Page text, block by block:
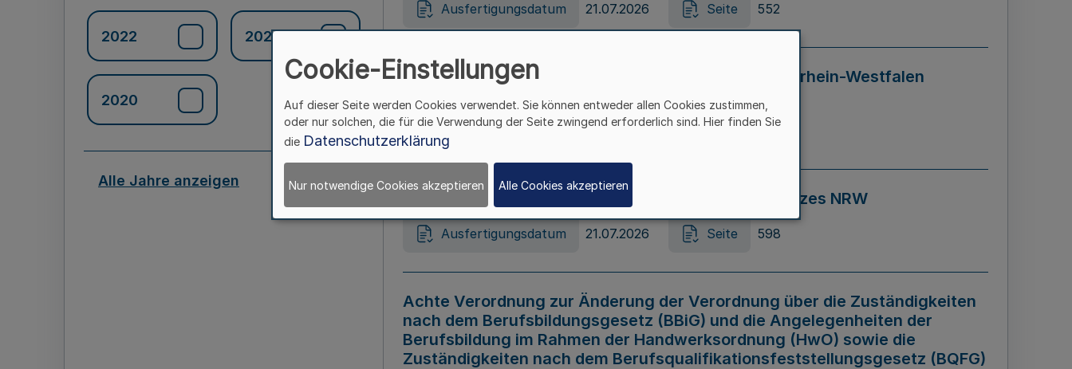
2022 2021
2020
Alle Jahre anzeigen
Ausfertigungsdatum 21.07.2026 Seite 552
Gesetz zur Vermeidung von Diskriminierung in Nordrhein-Westfalen
(Landesantidiskriminierungsgesetz – LADG NRW)
Ausfertigungsdatum 21.07.2026 Seite 595
Gesetz zur Änderung des Online-Casinospiel Gesetzes NRW
Ausfertigungsdatum 21.07.2026 Seite 598
Achte Verordnung zur Änderung der Verordnung über die Zuständigkeiten
nach dem Berufsbildungsgesetz (BBiG) und die Angelegenheiten der
Berufsbildung im Rahmen der Handwerksordnung (HwO) sowie die
Zuständigkeiten nach dem Berufsqualifikationsfeststellungsgesetz (BQFG)
Cookie-Einstellungen
Auf dieser Seite werden Cookies verwendet. Sie können entweder allen Cookies zustimmen,
oder nur solchen, die für die Verwendung der Seite zwingend erforderlich sind. Hier finden Sie
die Datenschutzerklärung
Nur notwendige Cookies akzeptieren Alle Cookies akzeptieren